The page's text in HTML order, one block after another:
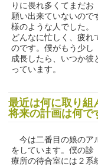
りに畏れ多くてまだお
願い出来ていないので
様のような人でした。
どんなに忙しく、疲れ
のです。僕がもう少し
成長したら、いつか彼
っています。
最近は何に取り組
将来の計画は何で
今は二番目の娘のア
をしています。僕の診
療所の待合室には２系